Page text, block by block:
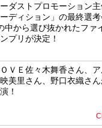
ダストプロモーション
ディション」の最終選
中から選び抜かれたファ
プリが決定！
ＶＥ佐々木舞香さん、
美里さん、野口衣織さ
！